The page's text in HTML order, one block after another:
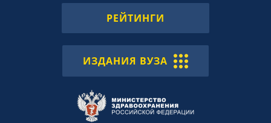
РЕЙТИНГИ
ИЗДАНИЯ ВУЗА